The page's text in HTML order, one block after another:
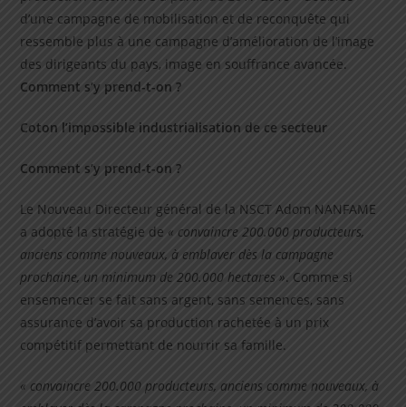
d’une campagne de mobilisation et de reconquête qui
ressemble plus à une campagne d’amélioration de l’image
des dirigeants du pays, image en souffrance avancée.
Comment s’y prend-t-on ?
Coton l’impossible industrialisation de ce secteur
Comment s’y prend-t-on ?
Le Nouveau Directeur général de la NSCT Adom NANFAME
a adopté la stratégie de « convaincre 200.000 producteurs,
anciens comme nouveaux, à emblaver dès la campagne
prochaine, un minimum de 200.000 hectares ». Comme si
ensemencer se fait sans argent, sans semences, sans
assurance d’avoir sa production rachetée à un prix
compétitif permettant de nourrir sa famille.
« convaincre 200.000 producteurs, anciens comme nouveaux, à